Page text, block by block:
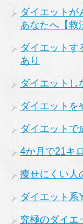
ダイエットが
あなたへ【救
ダイエット
あり
ダイエットし
ダイエットを
ダイエットで
4か月で21キ
痩せにくい人
ダイエット系
究極のダイエ